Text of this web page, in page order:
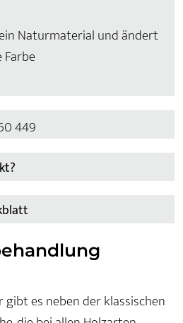
Naturmaterial und ändert
449
es neben der klassischen